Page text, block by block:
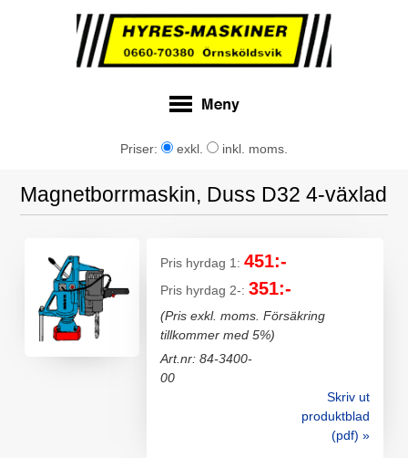
Priser: exkl. inkl. moms.
Magnetborrmaskin, Duss D32 4-växlad
Pris hyrdag 1:451:-
Pris hyrdag 2-:351:-
(Pris exkl. moms. Försäkring
tillkommer med 5%)
Art.nr: 84-3400-
00
Skriv ut
produktblad
(pdf) »